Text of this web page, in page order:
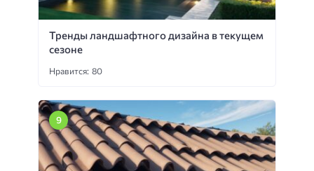
Тренды ландшафтного дизайна в текущем
сезоне
Нравится: 80